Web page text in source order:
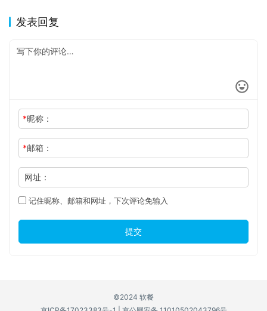
发表回复
*昵称：
*邮箱：
网址：
记住昵称、邮箱和网址，下次评论免输入
提交
©2024 软餐